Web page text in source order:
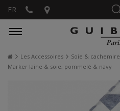
FR
Les Accessoires Soie & cachemire
Marker laine & soie, pommelé & navy